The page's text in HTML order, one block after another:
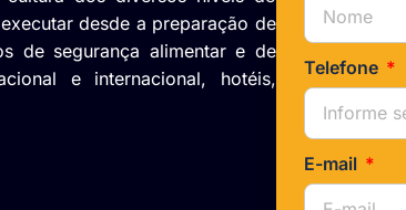
desde a preparação de
de segurança alimentar e de
e internacional, hotéis,
Telefone
E-mail